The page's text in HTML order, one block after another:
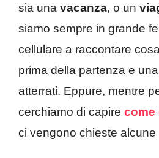
sia una vacanza, o un
siamo sempre in grande
cellulare a raccontare
prima della partenza e
atterrati. Eppure, mentre
cerchiamo di capire come
ci vengono chieste alcune